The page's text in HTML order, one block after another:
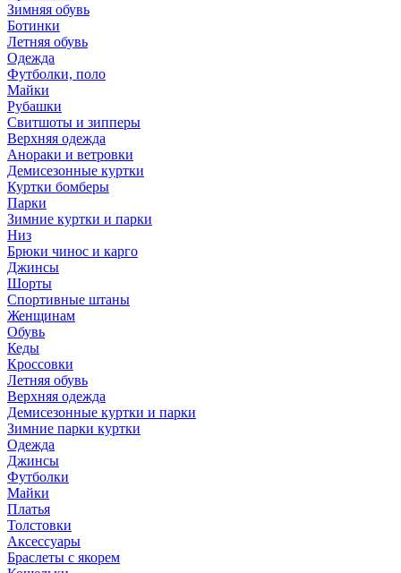
Зимняя обувь
Ботинки
Летняя обувь
Одежда
Футболки, поло
Майки
Рубашки
Свитшоты и зипперы
Верхняя одежда
Анораки и ветровки
Демисезонные куртки
Куртки бомберы
Парки
Зимние куртки и парки
Низ
Брюки чинос и карго
Джинсы
Шорты
Спортивные штаны
Женщинам
Обувь
Кеды
Кроссовки
Летняя обувь
Верхняя одежда
Демисезонные куртки и парки
Зимние парки куртки
Одежда
Джинсы
Футболки
Майки
Платья
Толстовки
Аксессуары
Браслеты с якорем